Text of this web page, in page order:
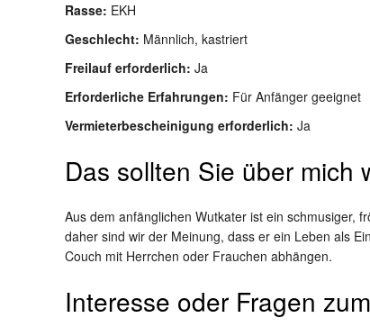
Rasse: EKH
Geschlecht: Männlich, kastriert
Freilauf erforderlich: Ja
Erforderliche Erfahrungen: Für Anfänger geeignet
Vermieterbescheinigung erforderlich: Ja
Das sollten Sie über mich
Aus dem anfänglichen Wutkater ist ein schmusiger,
daher sind wir der Meinung, dass er ein Leben als
Couch mit Herrchen oder Frauchen abhängen.
Interesse oder Fragen